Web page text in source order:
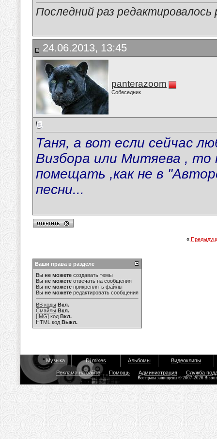
Последний раз
24.06.2013, 13:45
panterazoom
Собеседник
Таня, а вот если сейчас
Визбора или Митяева , то
помещать ,как не в
песни...
«
Ваши права в разделе
Вы не можете создавать темы
Вы не можете отвечать на сообщения
Вы не можете прикреплять файлы
Вы не можете редактировать сообщения
BB коды Вкл.
Смайлы Вкл.
[IMG] код Вкл.
HTML код Выкл.
Музыка Dj mixes Альбомы Видеоклипы
Реклама на сайте Помощь Администрация Служба
Все права защищены © 2007-2026